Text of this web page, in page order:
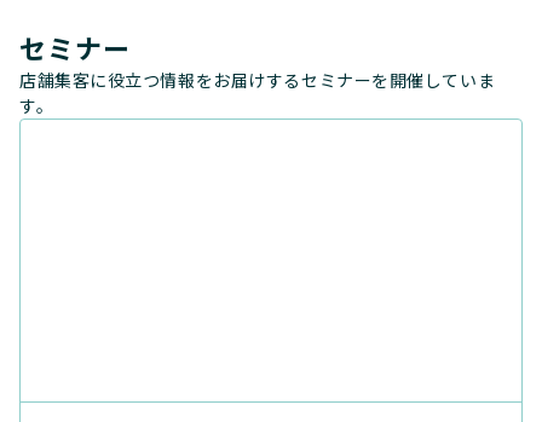
セミナー
店舗集客に役立つ情報をお届けするセミナーを開催していま
す。